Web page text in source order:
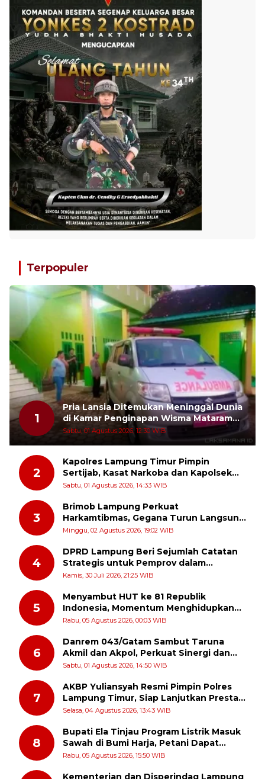
Terpopuler
1
Pria Lansia Ditemukan Meninggal Dunia
di Kamar Penginapan Wisma Mataram
Baru
Sabtu, 01 Agustus 2026, 12:30 WIB
2
Kapolres Lampung Timur Pimpin
Sertijab, Kasat Narkoba dan Kapolsek
Sekampung Udik Berganti
Sabtu, 01 Agustus 2026, 14:33 WIB
3
Brimob Lampung Perkuat
Harkamtibmas, Gegana Turun Langsung
Patroli Dialogis ke Pasar dan Rumah
Minggu, 02 Agustus 2026, 19:02 WIB
4
DPRD Lampung Beri Sejumlah Catatan
Strategis untuk Pemprov dalam
Pertanggungjawaban APBD 2025
Kamis, 30 Juli 2026, 21:25 WIB
5
Menyambut HUT ke 81 Republik
Indonesia, Momentum Menghidupkan
Kembali Semangat Juang Para Pahlawan
Rabu, 05 Agustus 2026, 00:03 WIB
6
Danrem 043/Gatam Sambut Taruna
Akmil dan Akpol, Perkuat Sinergi dan
Pengabdian untuk Masyarakat
Sabtu, 01 Agustus 2026, 14:50 WIB
7
AKBP Yuliansyah Resmi Pimpin Polres
Lampung Timur, Siap Lanjutkan Prestasi
Gemilang AKBP Heti Patmawati
Selasa, 04 Agustus 2026, 13:43 WIB
8
Bupati Ela Tinjau Program Listrik Masuk
Sawah di Bumi Harja, Petani Dapat
Subsidi Pemasangan KWH
Rabu, 05 Agustus 2026, 15:50 WIB
Kementerian dan Disperindag Lampung